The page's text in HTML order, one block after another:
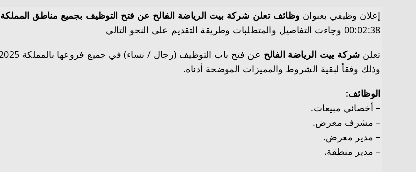
إعلان وظيفي بعنوان وظائف تعلن شركة بيت الرياضة الفالح عن فتح التوظيف بجميع مناطق المملكة
00:02:38 وجاءت التفاصيل والمتطلبات وطريقة التقديم على النحو التالي
تعلن شركة بيت الرياضة الفالح
وذلك وفقاً لبقية الشروط والمميزات الموضحة أدناه.
الوظائف:
– أخصائي مبيعات.
– مشرف معرض.
– مدير معرض.
– مدير منطقة.